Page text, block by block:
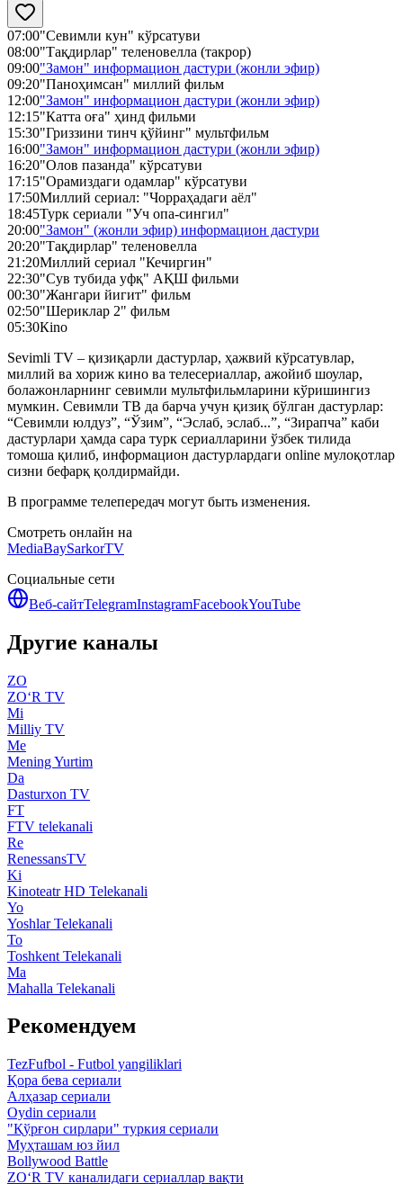
07:00"Севимли кун" кўрсатуви
08:00"Тақдирлар" теленовелла (такрор)
09:00"Замон" информацион дастури (жонли эфир)
09:20"Паноҳимсан" миллий фильм
12:00"Замон" информацион дастури (жонли эфир)
12:15"Катта оға" ҳинд фильми
15:30"Гриззини тинч қўйинг" мультфильм
16:00"Замон" информацион дастури (жонли эфир)
16:20"Олов пазанда" кўрсатуви
17:15"Орамиздаги одамлар" кўрсатуви
17:50Миллий сериал: "Чорраҳадаги аёл"
18:45Турк сериали "Уч опа-сингил"
20:00"Замон" (жонли эфир) информацион дастури
20:20"Тақдирлар" теленовелла
21:20Миллий сериал "Кечиргин"
22:30"Сув тубида уфқ" АҚШ фильми
00:30"Жангари йигит" фильм
02:50"Шериклар 2" фильм
05:30Кinо
Sevimli TV – қизиқарли дастурлар, ҳажвий кўрсатувлар,
миллий ва хориж кино ва телесериаллар, ажойиб шоулар,
болажонларнинг севимли мультфильмларини кўришингиз
мумкин. Севимли ТВ да барча учун қизиқ бўлган дастурлар:
“Севимли юлдуз”, “Ўзим”, “Эслаб, эслаб...”, “Зирапча” каби
дастурлари ҳамда сара турк сериалларини ўзбек тилида
томоша қилиб, информацион дастурлардаги online мулоқотлар
сизни бефарқ қолдирмайди.
В программе телепередач могут быть изменения.
Смотреть онлайн на
MediaBaySarkorTV
Социальные сети
Веб-сайтTelegramInstagramFacebookYouTube
Другие каналы
ZO
ZO‘R TV
Mi
Milliy TV
Me
Mening Yurtim
Da
Dasturxon TV
FT
FTV telekanali
Re
RenessansTV
Ki
Kinoteatr HD Telekanali
Yo
Yoshlar Telekanali
To
Toshkent Telekanali
Ma
Mahalla Telekanali
Рекомендуем
TezFufbol - Futbol yangiliklari
Қора бева сериали
Алҳазар сериали
Oydin сериали
"Қўрғон сирлари" туркия сериали
Муҳташам юз йил
Bollywood Battle
ZO‘R TV каналидаги сериаллар вақти